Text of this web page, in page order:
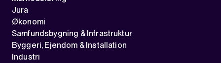
Jura
Økonomi
Samfundsbygning & Infrastruktur
Byggeri, Ejendom & Installation
Industri